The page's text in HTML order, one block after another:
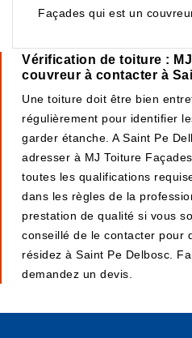
Façades qui est un
Vérification de toiture :
couvreur à contacter à
Une toiture doit être bien
régulièrement pour identifier
garder étanche. A Saint Pe
adresser à MJ Toiture
toutes les qualifications
dans les règles de la
prestation de qualité si vous
conseillé de le contacter pour
résidez à Saint Pe Delbosc.
demandez un devis.